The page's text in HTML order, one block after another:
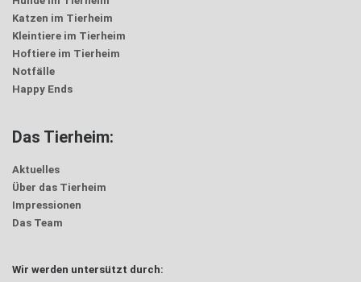
Katzen im Tierheim
Kleintiere im Tierheim
Hoftiere im Tierheim
Notfälle
Happy Ends
Das Tierheim:
Aktuelles
Über das Tierheim
Impressionen
Das Team
Wir werden untersützt durch: